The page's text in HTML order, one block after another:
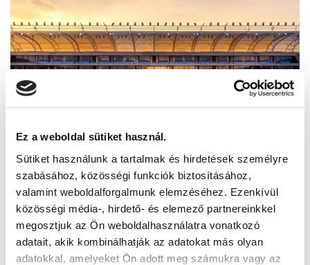
Ez a weboldal sütiket használ.
Sütiket használunk a tartalmak és hirdetések személyre
szabásához, közösségi funkciók biztosításához,
valamint weboldalforgalmunk elemzéséhez. Ezenkívül
közösségi média-, hirdető- és elemező partnereinkkel
megosztjuk az Ön weboldalhasználatra vonatkozó
adatait, akik kombinálhatják az adatokat más olyan
adatokkal, amelyeket Ön adott meg számukra vagy az
FAN EXPERIENCES